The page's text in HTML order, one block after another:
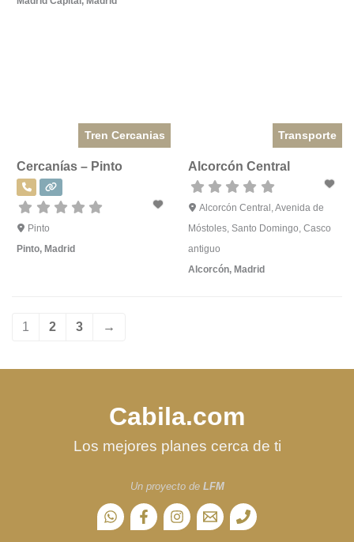
Tren Cercanias
Cercanías – Pinto
Pinto
Pinto, Madrid
Transporte
Alcorcón Central
Alcorcón Central, Avenida de
Móstoles, Santo Domingo, Casco
antiguo
Alcorcón,Madrid
1 2 3 →
Cabila.com
Los mejores planes cerca de ti
Un proyecto de LFM